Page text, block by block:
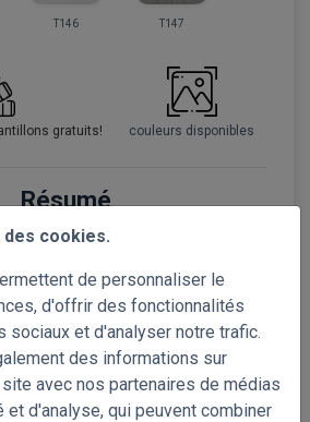
cookies.
de personnaliser le
d'offrir des fonctionnalités
sociaux et d'analyser notre trafic.
des informations sur
avec nos partenaires de médias
et d'analyse, qui peuvent combiner
T146 T147
gratuits! couleurs disponibles
Résumé
Enrouleurs Décoratifs